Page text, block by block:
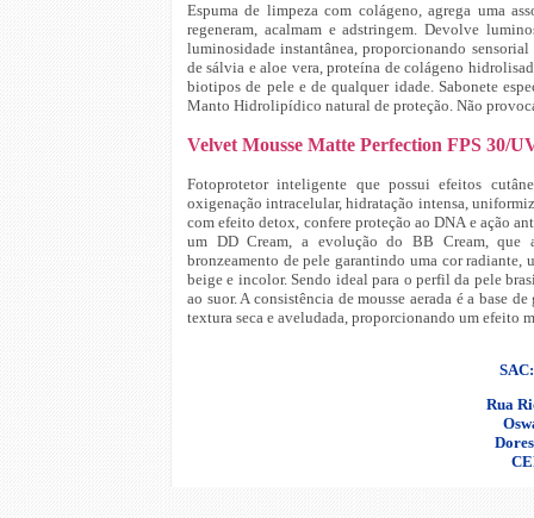
Espuma de limpeza com colágeno, agrega uma
regeneram, acalmam e adstringem. Devolve
luminosidade instantânea, proporcionando
de sálvia e aloe vera, proteína de colágeno
biotipos de pele e de qualquer idade. Sabonete
Manto Hidrolipídico natural de proteção. Não
Velvet Mousse Matte Perfection FPS 30/
Fotoprotetor inteligente que possui efeitos
oxigenação intracelular, hidratação intensa,
com efeito detox, confere proteção ao DNA e ação
um DD Cream, a evolução do BB Cream, que
bronzeamento de pele garantindo uma cor
beige e incolor. Sendo ideal para o perfil da pele
ao suor. A consistência de mousse aerada é a base
textura seca e aveludada, proporcionando um efeito
Rua